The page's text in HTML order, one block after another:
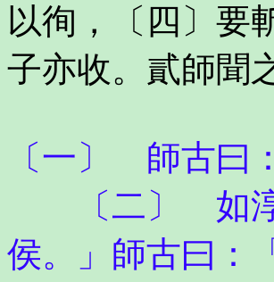
以徇，〔四〕要
子亦收。貳師聞
〔一〕 師古曰
〔二〕 如淳
侯。」師古曰：